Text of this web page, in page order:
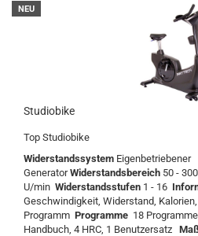
NEU
Studiobike
Top Studiobike
Widerstandssystem Eigenbetriebener
GeneratorWiderstandsbereich 50 -
U/min Widerstandsstufen 1 - 16
Geschwindigkeit, Widerstand,
Programm Programme 18
Handbuch, 4 HRC, 1 Benutzersatz